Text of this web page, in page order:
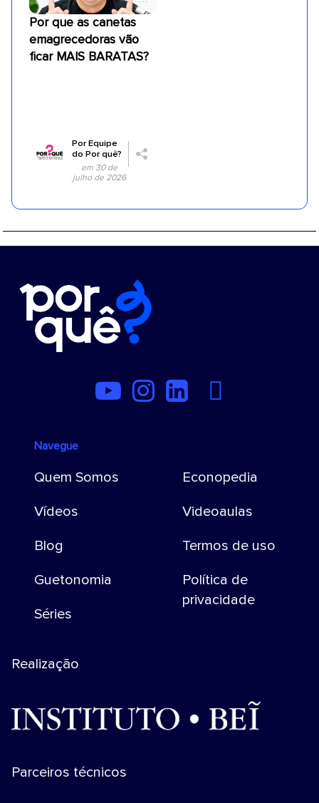
Por que as canetas
emagrecedoras vão
ficar MAIS BARATAS?
PorEquipe
do Por quê?
em 30 de
julho de 2026
Navegue
Quem Somos
Vídeos
Blog
Guetonomia
Séries
Econopedia
Videoaulas
Termos de uso
Política de
privacidade
Realização
Parceiros técnicos